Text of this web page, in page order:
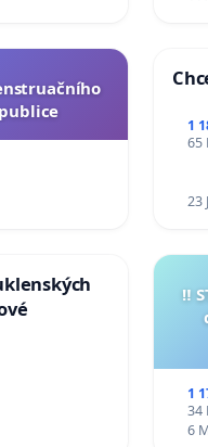
1
65
23
‼️
1
34
6